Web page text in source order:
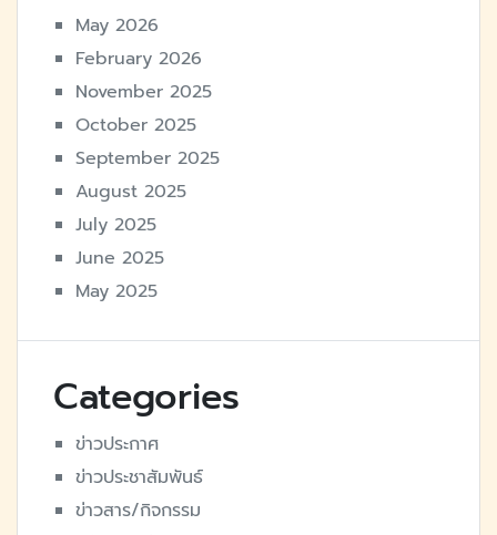
May 2026
February 2026
November 2025
October 2025
September 2025
August 2025
July 2025
June 2025
May 2025
Categories
ข่าวประกาศ
ข่าวประชาสัมพันธ์
ข่าวสาร/กิจกรรม